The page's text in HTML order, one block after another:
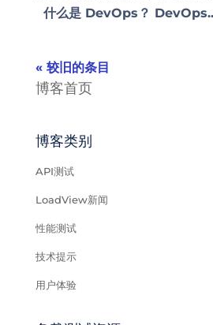
什么是 DevOps？
« 较旧的条目
博客首页
博客类别
API测试
LoadView新闻
性能测试
技术提示
用户体验